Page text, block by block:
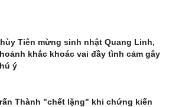
Tiên mừng sinh nhật Quang Linh,
khắc khoác vai đầy tình cảm gây
ý
Thành "chết lặng" khi chứng kiến